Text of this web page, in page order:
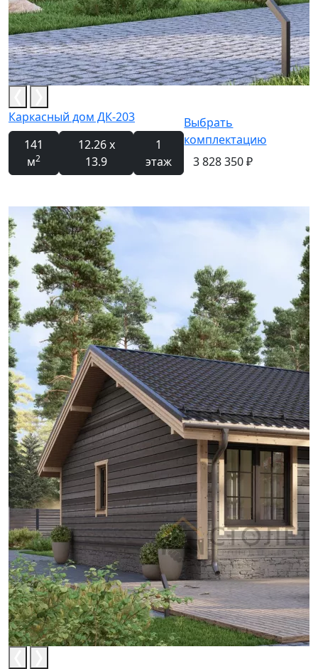
Каркасный дом ДК-203
141
м2
12.26 x
13.9
1
этаж
Выбрать
комплектацию
3 828 350 ₽